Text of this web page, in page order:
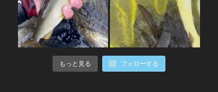
もっと見る フォローする